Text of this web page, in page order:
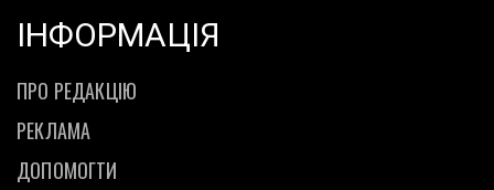
ІНФОРМАЦІЯ
ПРО РЕДАКЦІЮ
РЕКЛАМА
ДОПОМОГТИ